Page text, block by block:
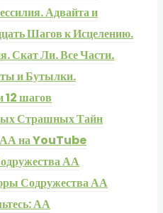
Адвайта и
Шагов к Исцелению.
Скат Ли. Все Части.
и Бутылки.
12 шагов
Страшных Тайн
АА на YouTube
АА
Содружества АА
АА